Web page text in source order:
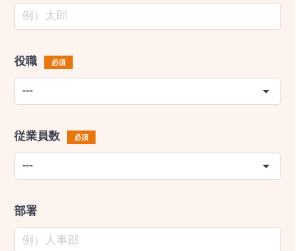
役職 必須
従業員数 必須
部署